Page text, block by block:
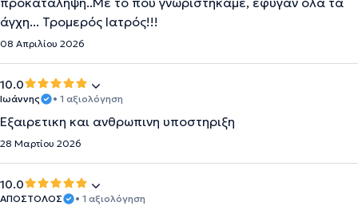
άγχη... Τρομερός Ιατρός!!!
08 Απριλίου 2026
10.0
Ιωάννης • 1 αξιολόγηση
Εξαιρετικη και ανθρωπινη υποστηριξη
28 Μαρτίου 2026
10.0
ΑΠΟΣΤΟΛΟΣ • 1 αξιολόγηση